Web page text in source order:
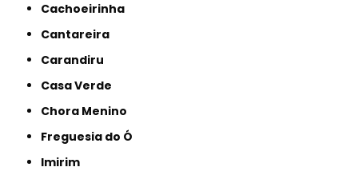
Cachoeirinha
Cantareira
Carandiru
Casa Verde
Chora Menino
Freguesia do Ó
Imirim